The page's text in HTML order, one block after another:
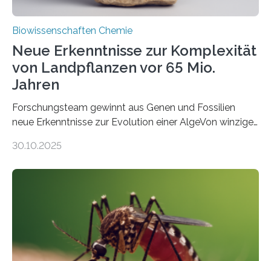
Biowissenschaften Chemie
Neue Erkenntnisse zur Komplexität
von Landpflanzen vor 65 Mio.
Jahren
Forschungsteam gewinnt aus Genen und Fossilien
neue Erkenntnisse zur Evolution einer AlgeVon winzigen
Landpflanzen zählen zu den komplexesten
Grünalgen, die vor Hunderten von Millionen Jahren
lebten. Unter den Vorfahren sticht eine Gruppe heraus,
die noch heute in der Natur vorkommt: die
Süßwasseralge Coleochaetophyceae. Einige Arten
dieser Gruppe bilden aus Zellfäden dichte Geflechte
30.10.2025